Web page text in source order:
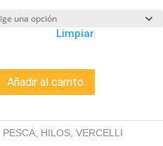
Limpiar
Añadir al carrito
PESCA, HILOS, VERCELLI